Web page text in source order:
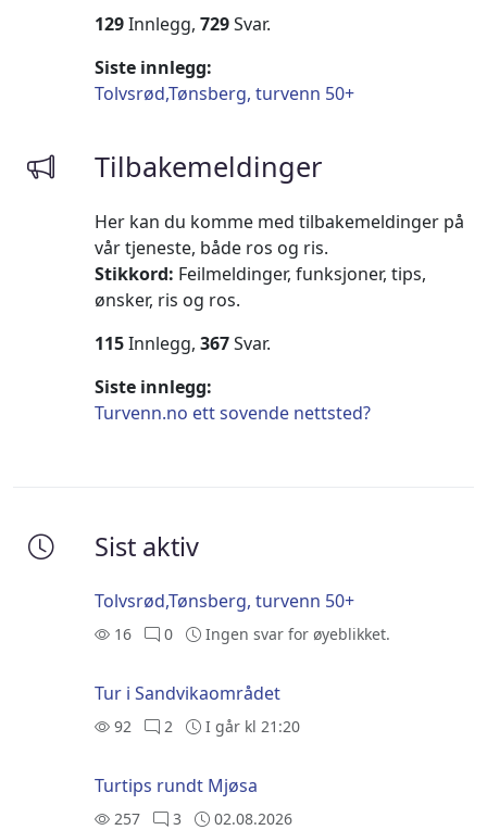
129Innlegg, 729Svar.
Siste innlegg:
Tolvsrød,Tønsberg, turvenn 50+
Tilbakemeldinger
Her kan du komme med tilbakemeldinger på
vår tjeneste, både ros og ris.
Stikkord: Feilmeldinger, funksjoner, tips,
ønsker, ris og ros.
115Innlegg, 367Svar.
Siste innlegg:
Turvenn.no ett sovende nettsted?
Sist aktiv
Tolvsrød,Tønsberg, turvenn 50+
16 0 Ingen svar for øyeblikket.
Tur i Sandvikaområdet
92 2 I går kl 21:20
Turtips rundt Mjøsa
257 3 02.08.2026